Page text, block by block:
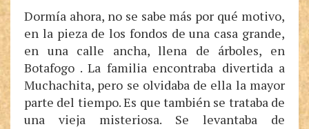
Dormía ahora, no se sabe más por qué motivo,
en la pieza de los fondos de una casa grande,
en una calle ancha, llena de árboles, en
Botafogo . La familia encontraba divertida a
Muchachita, pero se olvidaba de ella la mayor
parte del tiempo. Es que también se trataba de
una vieja misteriosa. Se levantaba de